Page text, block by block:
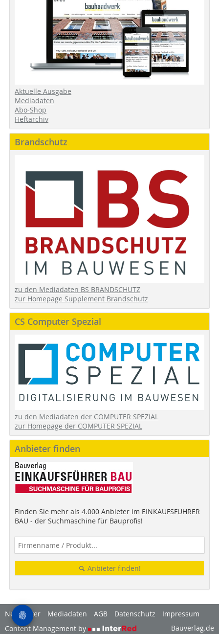
Aktuelle Ausgabe
Mediadaten
Abo-Shop
Heftarchiv
Brandschutz
zu den Mediadaten BS BRANDSCHUTZ
zur Homepage Supplement Brandschutz
CS Computer Spezial
zu den Mediadaten der COMPUTER SPEZIAL
zur Homepage der COMPUTER SPEZIAL
Anbieter finden
Finden Sie mehr als 4.000 Anbieter im EINKAUFSFÜHRER
BAU - der Suchmaschine für Bauprofis!
Anbieter finden!
Newsletter Mediadaten AGB Datenschutz
Impressum
Content Management by
Bauverlag.de